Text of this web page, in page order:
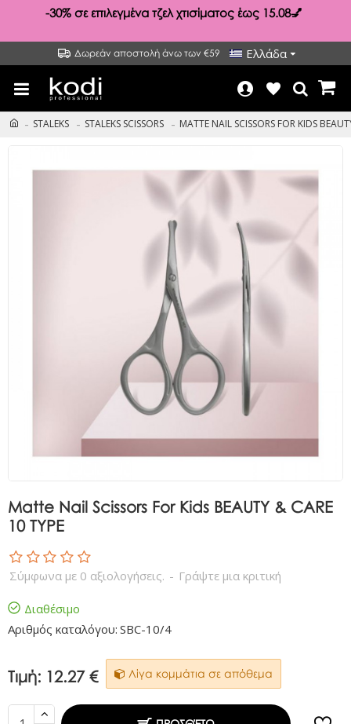
-30% σε επιλεγμένα τζελ χτισίματος έως 15.08💅
Δωρεάν αποστολή άνω των €59 Ελλάδα
STALEKS STALEKS SCISSORS MATTE NAIL SCISSORS FOR KIDS
Matte Nail Scissors For Kids BEAUTY & CARE
10 TYPE
Διαθέσιμο
Αριθμός καταλόγου: SBC-10/4
Σύμφωνα με 0 αξιολογήσεις. - Γράψτε μια κριτική
Τιμή: 12.27 € Λίγα κομμάτια σε απόθεμα